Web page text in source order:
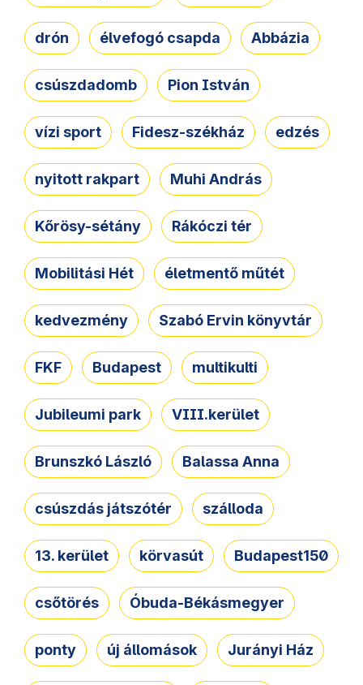
drón élvefogó csapda Abbázia
csúszdadomb Pion István
vízi sport Fidesz-székház edzés
nyitott rakpart Muhi András
Kőrösy-sétány Rákóczi tér
Mobilitási Hét életmentő műtét
kedvezmény Szabó Ervin könyvtár
FKF Budapest multikulti
Jubileumi park VIII.kerület
Brunszkó László Balassa Anna
csúszdás játszótér szálloda
13. kerület körvasút Budapest150
csőtörés Óbuda-Békásmegyer
ponty új állomások Jurányi Ház